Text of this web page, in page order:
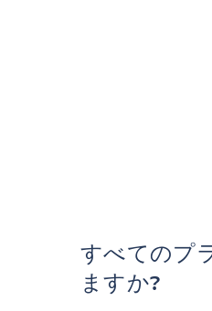
すべてのプ
ますか?